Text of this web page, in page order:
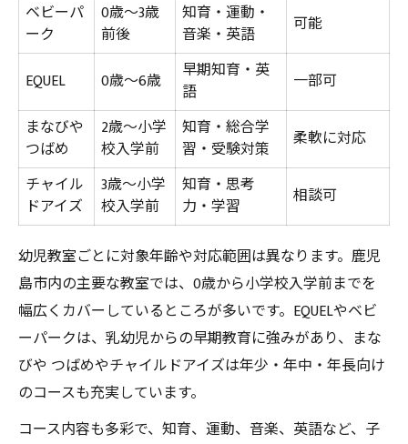
ベビーパ
ーク
0歳〜3歳
前後
知育・運動・
音楽・英語
可能
EQUEL 0歳〜6歳
早期知育・英
語
一部可
まなびや
つばめ
2歳〜小学
校入学前
知育・総合学
習・受験対策
柔軟に対応
チャイル
ドアイズ
3歳〜小学
校入学前
知育・思考
力・学習
相談可
幼児教室ごとに対象年齢や対応範囲は異なります。鹿児
島市内の主要な教室では、0歳から小学校入学前までを
幅広くカバーしているところが多いです。EQUELやベビ
ーパークは、乳幼児からの早期教育に強みがあり、まな
びや つばめやチャイルドアイズは年少・年中・年長向け
のコースも充実しています。
コース内容も多彩で、知育、運動、音楽、英語など、子